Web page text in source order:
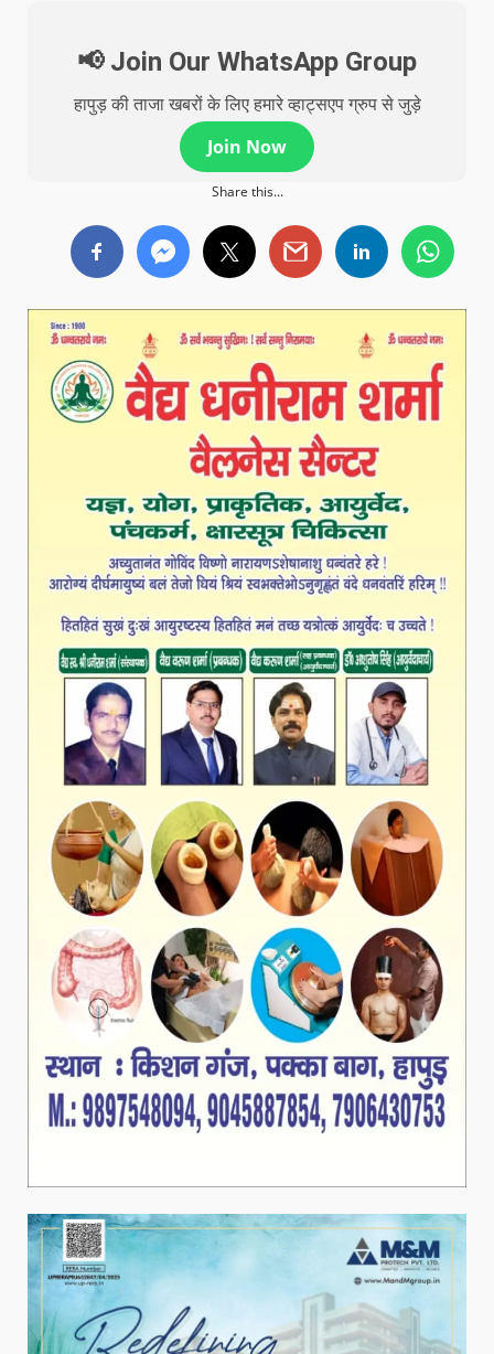
📢 Join Our WhatsApp Group
हापुड़ की ताजा खबरों के लिए हमारे व्हाट्सएप ग्रुप से जुड़े
Join Now
Share this...